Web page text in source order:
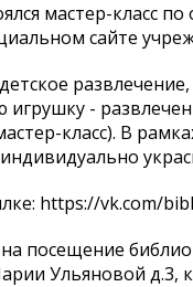
мастер-класс
сайте
-
класс). В
https://vk.com/
посещение
Ульяновой д.3,